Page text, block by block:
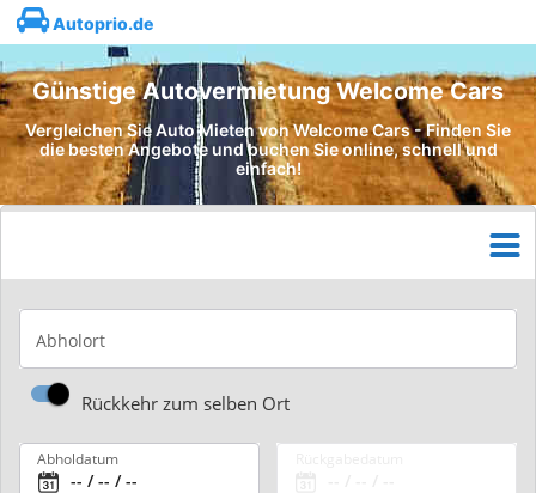
Autoprio.de
Günstige Autovermietung Welcome Cars
Vergleichen Sie Auto Mieten von Welcome Cars - Finden Sie
die besten Angebote und buchen Sie online, schnell und
einfach!
Abholort
Rückkehr zum selben Ort
Abholdatum